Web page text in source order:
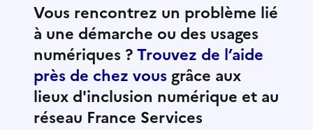
Vous rencontrez un problème lié
à une démarche ou des usages
numériques ?Trouvez de l’aide
près de chez vous grâce aux
lieux d'inclusion numérique et au
réseau France Services